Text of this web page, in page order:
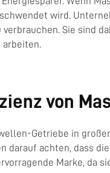
wird.
Sie sind
von
Getriebe in
achten, dass
Marke, da